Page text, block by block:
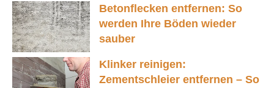
Betonflecken entfernen: So
werden Ihre Böden wieder
sauber
Klinker reinigen:
Zementschleier entfernen – So